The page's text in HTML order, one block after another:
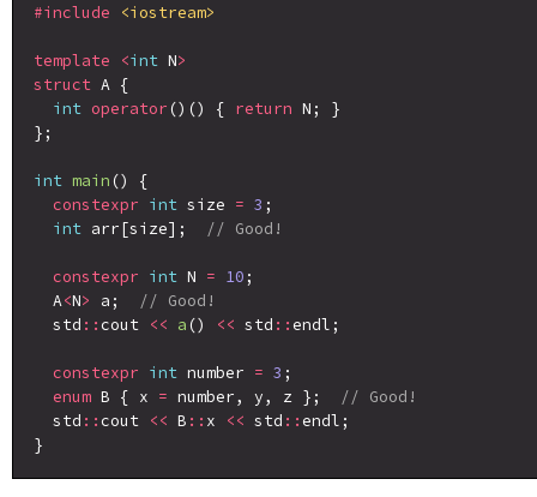
#include <iostream>
template <int N>
struct A {
int operator ()() { return N; }
};
int main () {
constexpr int size = 3 ;
int arr[size]; // Good!
constexpr int N = 10 ;
  A
<N> a;
// Good!
  std
::cout << a () << std ::endl;
constexpr int number = 3 ;
enum B { x = number, y, z };
// Good!
  std
::cout << B :: x << std ::endl;